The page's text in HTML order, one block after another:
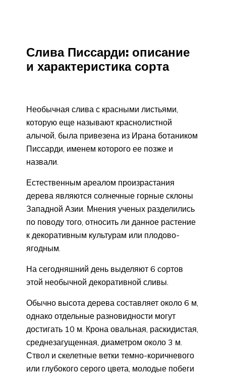
Слива Писсарди: описание
и характеристика сорта
Необычная слива с красными листьями,
которую еще называют краснолистной
алычой, была привезена из Ирана ботаником
Писсарди, именем которого ее позже и
назвали.
Естественным ареалом произрастания
дерева являются солнечные горные склоны
Западной Азии. Мнения ученых разделились
по поводу того, относить ли данное растение
к декоративным культурам или плодово-
ягодным.
На сегодняшний день выделяют 6 сортов
этой необычной декоративной сливы.
Обычно высота дерева составляет около 6 м,
однако отдельные разновидности могут
достигать 10 м. Крона овальная, раскидистая,
среднезагущенная, диаметром около 3 м.
Ствол и скелетные ветки темно-коричневого
или глубокого серого цвета, молодые побеги